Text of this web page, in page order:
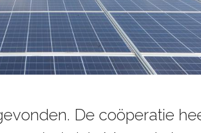
De coöperatie